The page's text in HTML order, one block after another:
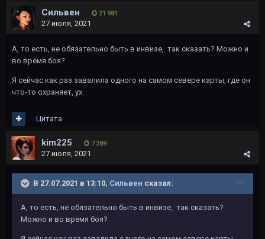
Сильвен 21 981
27 июля, 2021
А, то есть, не обязательно быть в инвизе, так сказать? Можно и
во время боя?
Я сейчас как раз завалила одного на самом севере карты, где он
что-то охраняет, ух.
Цитата
kim225 7 289
27 июля, 2021
В 27.07.2021 в 13:10, Сильвен сказал:
А, то есть, не обязательно быть в инвизе, так сказать?
Можно и во время боя?